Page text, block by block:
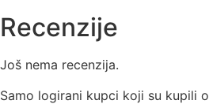
Recenzije
Još nema recenzija.
Samo logirani kupci koji su kupili